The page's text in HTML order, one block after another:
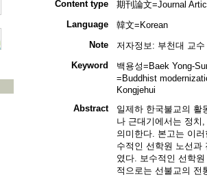
Content type
期刊論文=Journal
Language
韓文=Korean
Note
저자정보: 부천대 교수
Keyword
백용성=Baek Yong-
=Buddhist
Kongjehui
Abstract
일제하 한국불교의 활
나 근대기에서는 정치
의미한다. 본고는 이
수적인 선학원 노선과
였다. 보수적인 선학
적으로는 선불교의 전